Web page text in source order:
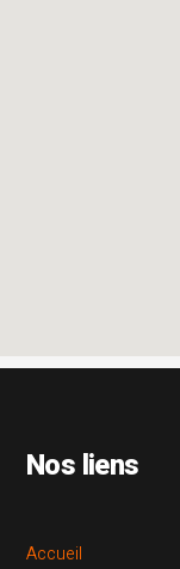
Nos liens
Accueil